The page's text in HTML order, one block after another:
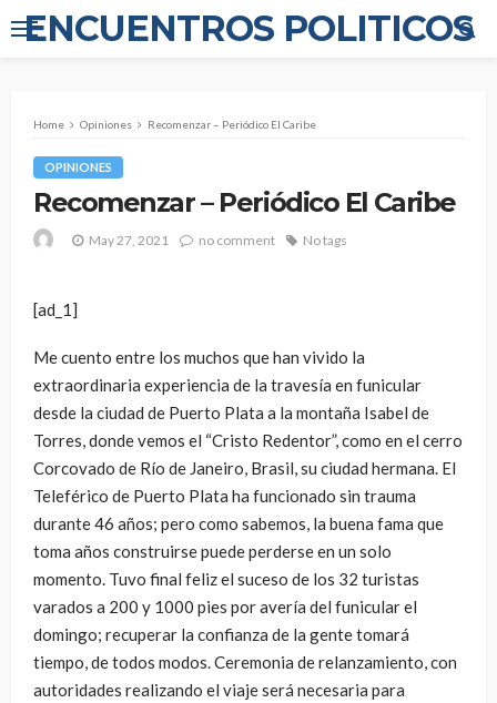
ENCUENTROS POLITICOS
Home Opiniones Recomenzar – Periódico El Caribe
OPINIONES
Recomenzar – Periódico El Caribe
May 27, 2021 no comment No tags
[ad_1]
Me cuento entre los muchos que han vivido la
extraordinaria experiencia de la travesía en funicular
desde la ciudad de Puerto Plata a la montaña Isabel de
Torres, donde vemos el “Cristo Redentor”, como en el cerro
Corcovado de Río de Janeiro, Brasil, su ciudad hermana. El
Teleférico de Puerto Plata ha funcionado sin trauma
durante 46 años; pero como sabemos, la buena fama que
toma años construirse puede perderse en un solo
momento. Tuvo final feliz el suceso de los 32 turistas
varados a 200 y 1000 pies por avería del funicular el
domingo; recuperar la confianza de la gente tomará
tiempo, de todos modos. Ceremonia de relanzamiento, con
autoridades realizando el viaje será necesaria para